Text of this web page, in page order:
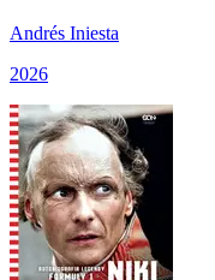
Andrés Iniesta
2026